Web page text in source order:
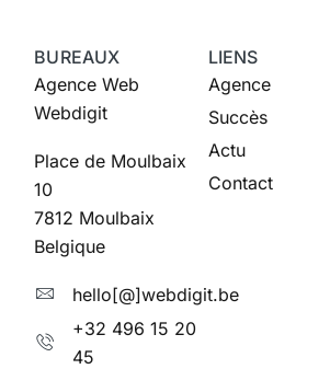
BUREAUX
Agence Web
Webdigit
Place de Moulbaix
10
7812 Moulbaix
Belgique
hello[@]webdigit.be
+32 496 15 20
45
LIENS
Agence
Succès
Actu
Contact